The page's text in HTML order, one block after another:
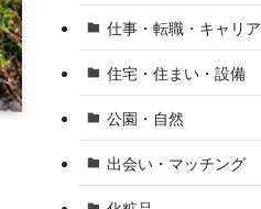
仕事・転職・キャリア
住宅・住まい・設備
公園・自然
出会い・マッチング